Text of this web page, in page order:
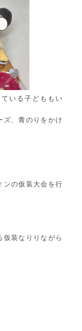
いる子どももい
ズ、青のりをかけ
ンの仮装大会を行
仮装なりりながら